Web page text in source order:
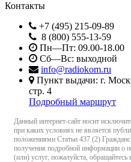
Контакты
+7 (495) 215-09-89
8 (800) 555-13-59
Пн—Пт: 09.00-18.00
Сб—Вс: выходной
info@radiokom.ru
Пункт выдачи: г.
стр. 4
Подробный маршрут
Данный интернет-сайт носит
при каких условиях не является
положениями Статьи 437 (2)
получения подробной информации о
(или) услуг, пожалуйста,